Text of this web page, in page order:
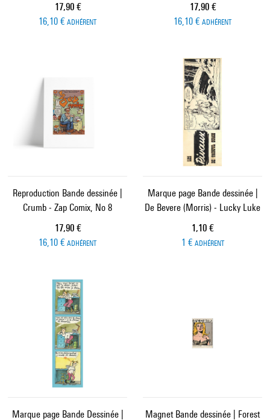
Prix ​​actuel
17,90 €
16,10 € ADHÉRENT
Prix ​​actuel
17,90 €
16,10 € ADHÉRENT
Reproduction Bande dessinée |
Crumb - Zap Comix, No 8
Prix ​​actuel
17,90 €
16,10 € ADHÉRENT
Marque page Bande dessinée |
De Bevere (Morris) - Lucky Luke
Prix ​​actuel
1,10 €
1 € ADHÉRENT
Marque page Bande Dessinée | Magnet Bande dessinée | Forest